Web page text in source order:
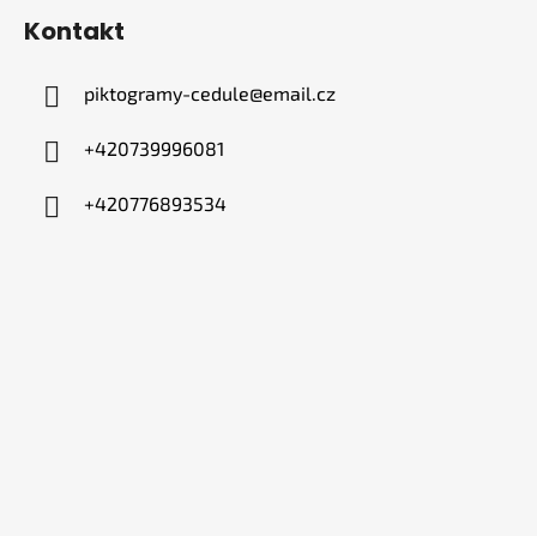
Kontakt
piktogramy-cedule@email.cz
+420739996081
+420776893534